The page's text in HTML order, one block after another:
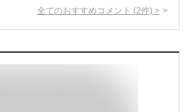
全てのおすすめコメント (2件) >